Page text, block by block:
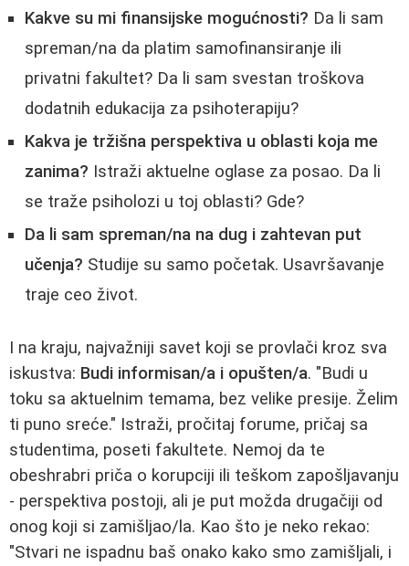
Kakve su mi finansijske mogućnosti? Da li sam
spreman/na da platim samofinansiranje ili
privatni fakultet? Da li sam svestan troškova
dodatnih edukacija za psihoterapiju?
Kakva je tržišna perspektiva u oblasti koja me
zanima? Istraži aktuelne oglase za posao. Da li
se traže psiholozi u toj oblasti? Gde?
Da li sam spreman/na na dug i zahtevan put
učenja? Studije su samo početak. Usavršavanje
traje ceo život.
I na kraju, najvažniji savet koji se provlači kroz sva
iskustva: Budi informisan/a i opušten/a. "Budi u
toku sa aktuelnim temama, bez velike presije. Želim
ti puno sreće." Istraži, pročitaj forume, pričaj sa
studentima, poseti fakultete. Nemoj da te
obeshrabri priča o korupciji ili teškom zapošljavanju
- perspektiva postoji, ali je put možda drugačiji od
onog koji si zamišljao/la. Kao što je neko rekao:
"Stvari ne ispadnu baš onako kako smo zamišljali, i